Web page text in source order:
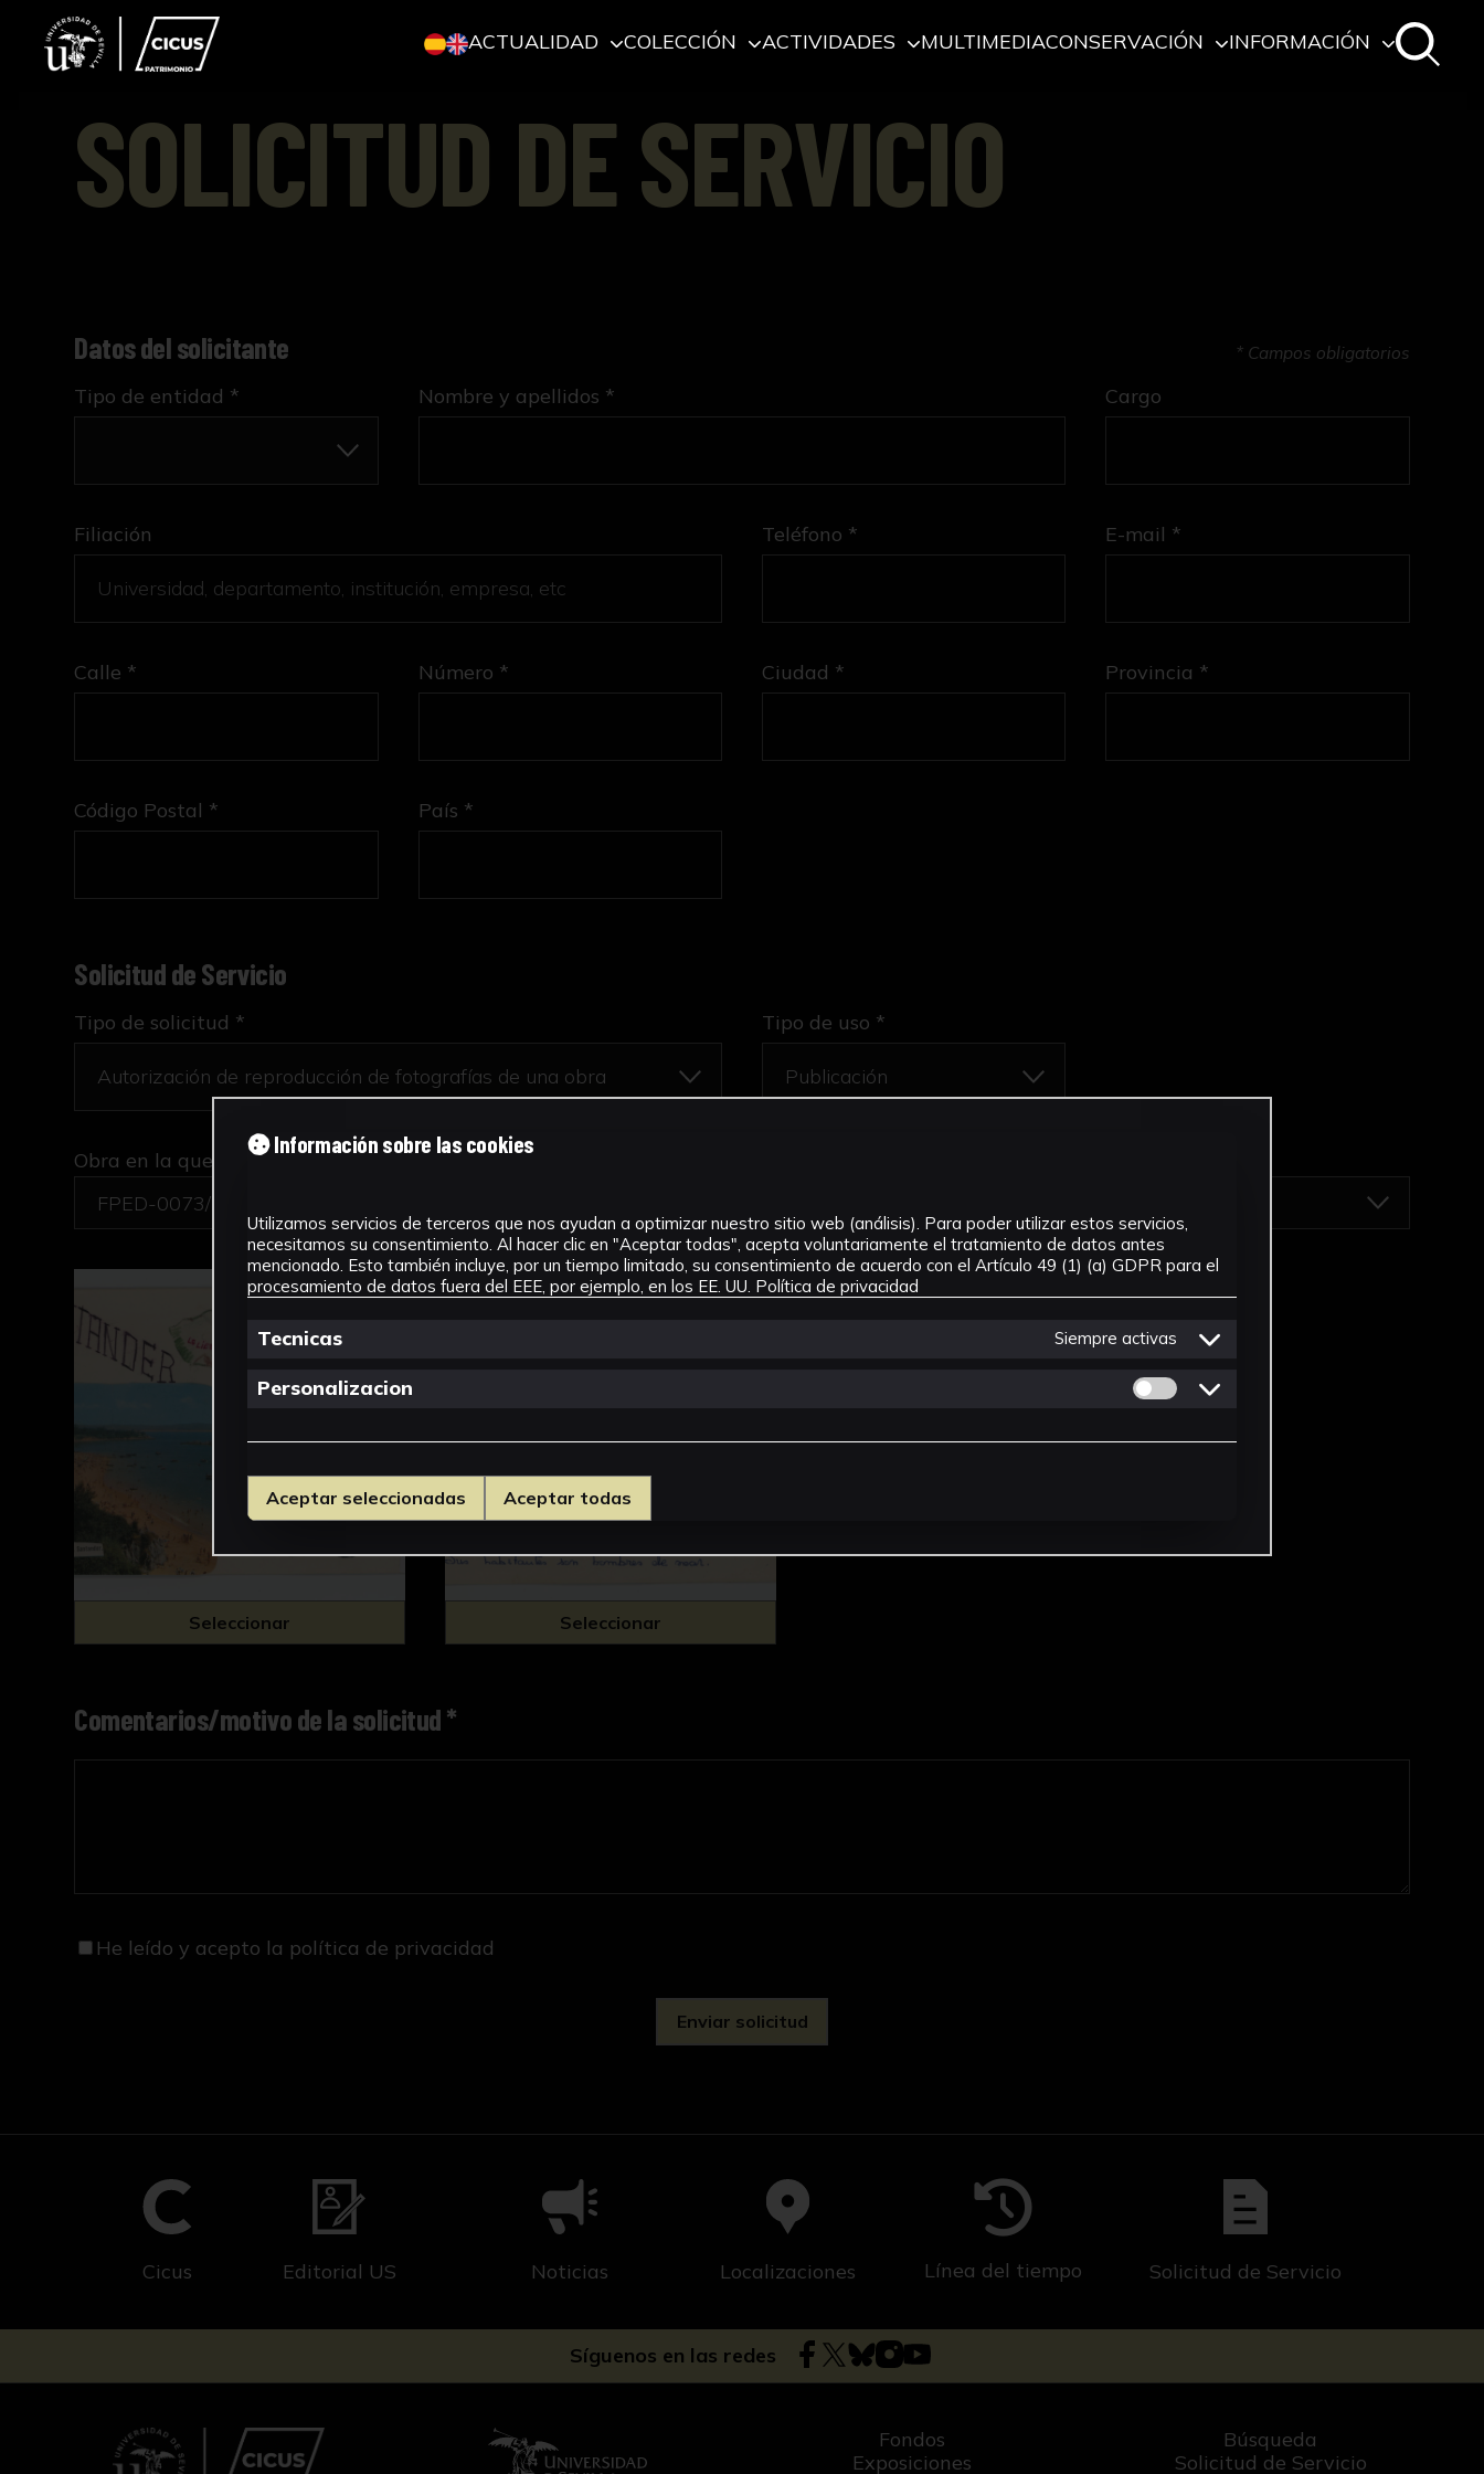
ACTUALIDAD COLECCIÓN ACTIVIDADES MULTIMEDIACONSERVACIÓN INFORMACIÓN
SOLICITUD DE SERVICIO
Datos del solicitante * Campos obligatorios
Tipo de entidad * Nombre y apellidos * Cargo
Filiación Teléfono * E-mail *
Calle * Número * Ciudad * Provincia *
Código Postal * País *
Solicitud de Servicio
Tipo de solicitud * Tipo de uso *
Obra en la que está interesado/a*
FPED-0073/Postal de Santander - Trabajo escolar
Seleccionar Seleccionar
Comentarios/motivo de la solicitud *
He leído y acepto la política de privacidad
Cicus Editorial US Noticias Localizaciones Línea del tiempo Solicitud de Servicio
Síguenos en las redes
Fondos
Exposiciones
Búsqueda
Solicitud de Servicio
Información sobre las cookies
Utilizamos servicios de terceros que nos ayudan a optimizar nuestro sitio web (análisis). Para poder utilizar estos servicios,
necesitamos su consentimiento. Al hacer clic en "Aceptar todas", acepta voluntariamente el tratamiento de datos antes
mencionado. Esto también incluye, por un tiempo limitado, su consentimiento de acuerdo con el Artículo 49 (1) (a) GDPR para el
procesamiento de datos fuera del EEE, por ejemplo, en los EE. UU. Política de privacidad
Tecnicas Siempre activas
Personalizacion Permitir cookies de Personalizacion
Aceptar seleccionadas Aceptar todas